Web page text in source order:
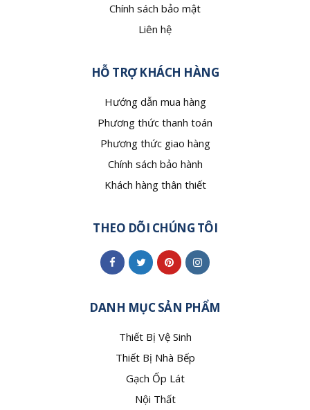
Chính sách bảo mật
Liên hệ
HỖ TRỢ KHÁCH HÀNG
Hướng dẫn mua hàng
Phương thức thanh toán
Phương thức giao hàng
Chính sách bảo hành
Khách hàng thân thiết
THEO DÕI CHÚNG TÔI
DANH MỤC SẢN PHẨM
Thiết Bị Vệ Sinh
Thiết Bị Nhà Bếp
Gạch Ốp Lát
Nội Thất